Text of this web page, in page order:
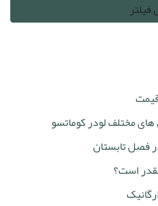
مختلف لودر کوماتسو
فصل تابستان
است؟